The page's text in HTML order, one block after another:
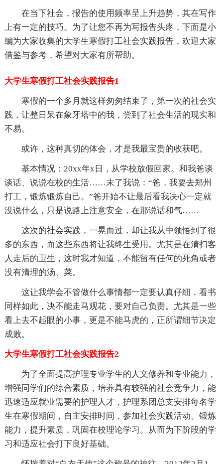
在当下社会，报告的使用频率呈上升趋势，其在写作
上有一定的技巧。为了让您不再为写报告头疼，下面是小
编为大家收集的大学生寒假打工社会实践报告，欢迎大家
借鉴与参考，希望对大家有所帮助。
大学生寒假打工社会实践报告1
寒假的一个多月就这样匆匆结束了，第一次的社会实
践，让整日呆在象牙塔中的我，尝到了社会生活的现实和
不易。
或许，这种真切的体会，才是我最宝贵的收获吧。
基本情况：20xx年x日，从学校放假回家。和我爸谈
谈话、说说在校的生活……末了我说：“爸，我要去郑州
打工，锻炼锻炼自己。”爸开始不让最后看我决心一定就
没说什么，只是说路上注意安全，在那说话和气……
这次的社会实践，一晃而过，却让我从中领悟到了很
多的东西，而这些东西将让我终生受用。尤其是在清扫客
人走后的卫生，这时我才知道，不能留有任何的死角或者
没有清理的汤、菜。
这让我学会不管做什么事情都一定要认真仔细，看书
同样如此，决不能走马观花，要对自己负责。尤其是一些
看上去不起眼的小事，更是不能马虎的，正所谓细节决定
成败。
大学生寒假打工社会实践报告2
为了全面提高护理专业学生的人文修养和专业能力，
增强同学们的综合素质，培养具有较强的社会竞争力，能
迅速适应就业需要的护理人才，护理系团总支安排每名学
生在寒假期间，自主安排时间，参加社会实践活动。锻炼
能力，提升素质，巩固在校理论学习。从而为下阶段的学
习和适应社会打下良好基础。